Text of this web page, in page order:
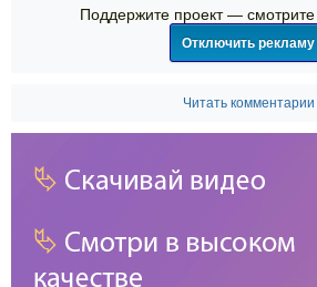
Поддержите проект —
Отключить рекламу
Читать комментарии